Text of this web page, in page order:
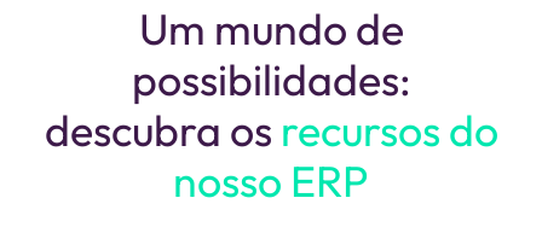
Um mundo de
possibilidades:
descubra os recursos do
nosso ERP